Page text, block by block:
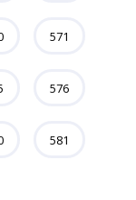
571
576
581